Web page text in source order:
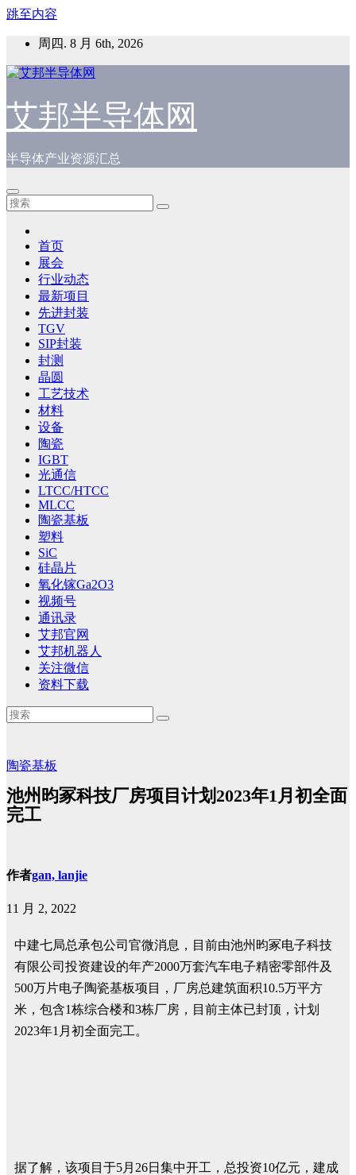
跳至内容
周四. 8 月 6th, 2026
艾邦半导体网
半导体产业资源汇总
首页
展会
行业动态
最新项目
先进封装
TGV
SIP封装
封测
晶圆
工艺技术
材料
设备
陶瓷
IGBT
光通信
LTCC/HTCC
MLCC
陶瓷基板
塑料
SiC
硅晶片
氧化镓Ga2O3
视频号
通讯录
艾邦官网
艾邦机器人
关注微信
资料下载
陶瓷基板
池州昀冢科技厂房项目计划2023年1月初全面
完工
作者gan, lanjie
11 月 2, 2022
中建七局总承包公司官微消息，目前由池州昀冢电子科技
有限公司投资建设的年产2000万套汽车电子精密零部件及
500万片电子陶瓷基板项目，厂房总建筑面积10.5万平方
米，包含1栋综合楼和3栋厂房，目前主体已封顶，计划
2023年1月初全面完工。
据了解，该项目于5月26日集中开工，总投资10亿元，建成